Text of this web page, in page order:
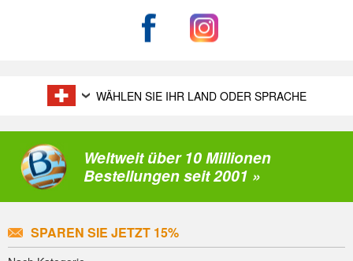
WÄHLEN SIE IHR LAND ODER SPRACHE
Weltweit über 10 Millionen
Bestellungen seit 2001 »
SPAREN SIE JETZT 15%